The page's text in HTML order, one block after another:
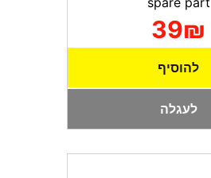
39₪
להוסיף
לעגלה